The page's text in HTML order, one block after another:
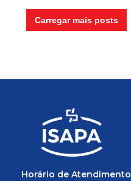
movimentos do volante,
garantindo estabilidade e
controle em diferentes
esforços mecânicos, […]
Carregar mais posts
Horário de Atendimento